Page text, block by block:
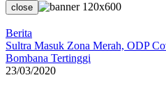
close
Berita
Sultra Masuk Zona Merah, ODP
Bombana Tertinggi
23/03/2020